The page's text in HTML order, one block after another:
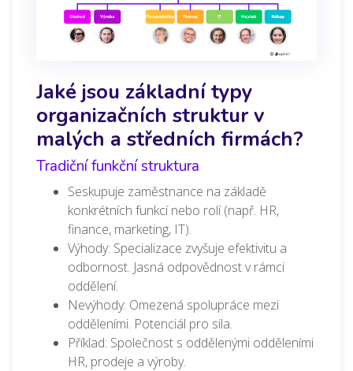
Jaké jsou základní typy
organizačních struktur v
malých a středních firmách?
Tradiční funkční struktura
Seskupuje zaměstnance na základě
konkrétních funkcí nebo rolí (např. HR,
finance, marketing, IT).
Výhody: Specializace zvyšuje efektivitu a
odbornost. Jasná odpovědnost v rámci
oddělení.
Nevýhody: Omezená spolupráce mezi
odděleními. Potenciál pro sila.
Příklad: Společnost s oddělenými odděleními
HR, prodeje a výroby.